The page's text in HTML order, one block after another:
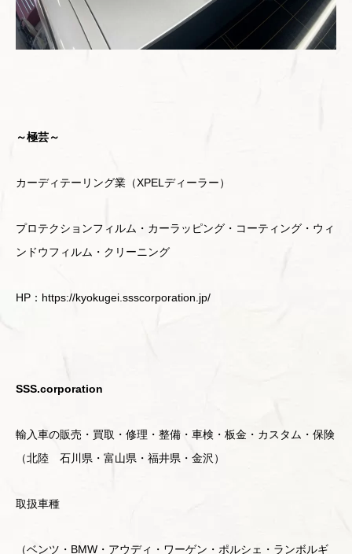
～極芸～
カーディテーリング業（XPELディーラー）
プロテクションフィルム・カーラッピング・コーティング・ウィ
ンドウフィルム・クリーニング
HP：https://kyokugei.ssscorporation.jp/
SSS.corporation
輸入車の販売・買取・修理・整備・車検・板金・カスタム・保険
（北陸 石川県・富山県・福井県・金沢）
取扱車種
（ベンツ・BMW・アウディ・ワーゲン・ポルシェ・ランボルギ